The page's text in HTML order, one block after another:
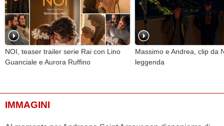
NOI, teaser trailer serie Rai con Lino
Guanciale e Aurora Ruffino
Massimo e Andrea, clip da
leggenda
IMMAGINI